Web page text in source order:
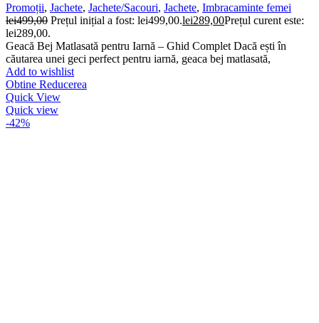
Promoții, Jachete, Jachete/Sacouri, Jachete, Imbracaminte femei
lei499,00 Prețul inițial a fost: lei499,00.lei289,00Prețul curent este:
lei289,00.
Geacă Bej Matlasată pentru Iarnă – Ghid Complet Dacă ești în
căutarea unei geci perfect pentru iarnă, geaca bej matlasată,
Add to wishlist
Obtine Reducerea
Quick View
Quick view
-42%